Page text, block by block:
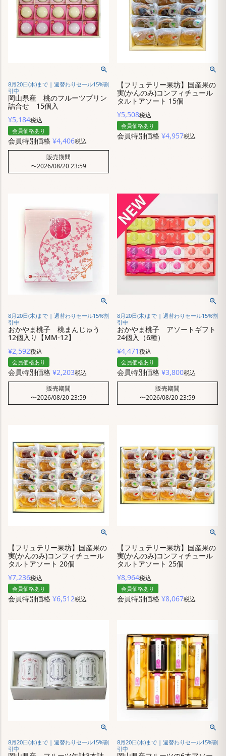
8月20日(木)まで | 週替わりセール15%割
引中
岡山県産 桃のフルーツプリン
詰合せ 15個入
¥5,184税込
会員価格あり
会員特別価格 ¥4,406税込
販売期間
〜2026/08/20 23:59
【フリュテリー果坊】国産果の
実(かんのみ)コンフィチュール
タルトアソート 15個
¥5,508税込
会員価格あり
会員特別価格 ¥4,957税込
8月20日(木)まで | 週替わりセール15%割
引中
おかやま桃子 桃まんじゅう
12個入り【MM-12】
¥2,592税込
会員価格あり
会員特別価格 ¥2,203税込
販売期間
〜2026/08/20 23:59
8月20日(木)まで | 週替わりセール15%割
引中
おかやま桃子 アソートギフト
24個入（6種）
¥4,471税込
会員価格あり
会員特別価格 ¥3,800税込
販売期間
〜2026/08/20 23:59
【フリュテリー果坊】国産果の
実(かんのみ)コンフィチュール
タルトアソート 20個
¥7,236税込
会員価格あり
会員特別価格 ¥6,512税込
【フリュテリー果坊】国産果の
実(かんのみ)コンフィチュール
タルトアソート 25個
¥8,964税込
会員価格あり
会員特別価格 ¥8,067税込
8月20日(木)まで | 週替わりセール15%割
引中
8月20日(木)まで | 週替わりセール15%割
引中